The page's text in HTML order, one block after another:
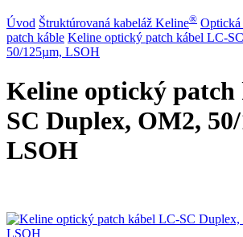
Úvod Štruktúrovaná kabeláž Keline® Optická
patch káble Keline optický patch kábel LC-
50/125µm, LSOH
Keline optický patch
SC Duplex, OM2,
LSOH